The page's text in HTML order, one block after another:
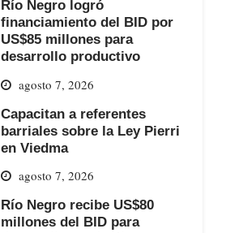
Río Negro logró
financiamiento del BID por
US$85 millones para
desarrollo productivo
agosto 7, 2026
Capacitan a referentes
barriales sobre la Ley Pierri
en Viedma
agosto 7, 2026
Río Negro recibe US$80
millones del BID para